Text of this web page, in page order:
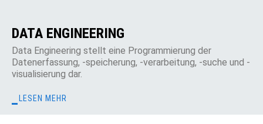
DATA ENGINEERING
Data Engineering stellt eine Programmierung der
Datenerfassung, -speicherung, -verarbeitung, -suche und -
visualisierung dar.
LESEN MEHR